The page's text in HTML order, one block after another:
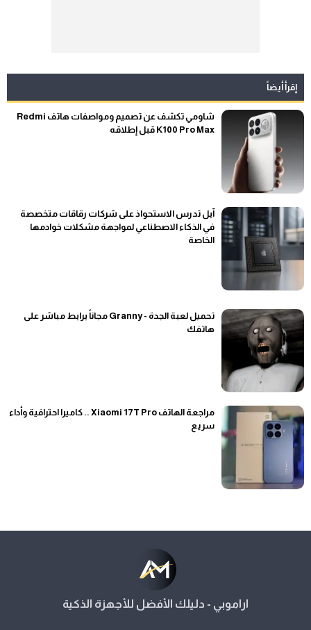
إقرأ أيضاً
شاومي تكشف عن تصميم ومواصفات هاتف Redmi
K100 Pro Max قبل إطلاقه
آبل تدرس الاستحواذ على شركات رقاقات متخصصة
في الذكاء الاصطناعي لمواجهة مشكلات خوادمها
الخاصة
تحميل لعبة الجدة - Granny مجاناً برابط مباشر على
هاتفك
مراجعة الهاتف Xiaomi 17T Pro .. كاميرا احترافية وأداء
سريع
اراموبي - دليلك الأفضل للأجهزة الذكية